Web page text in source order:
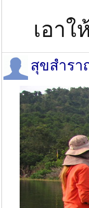
เอาใ
สุขสำรา